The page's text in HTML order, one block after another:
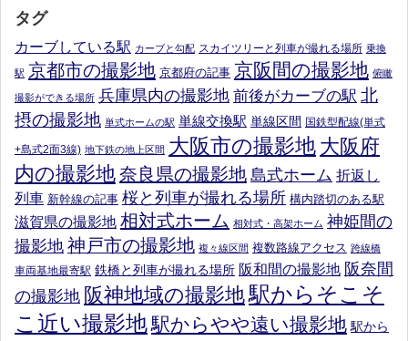
タグ
カーブしている駅 カーブと勾配 スカイツリーと列車が撮れる場所 乗換
駅 京都市の撮影地 京都府の記事 京阪間の撮影地 俯瞰
撮影ができる場所 兵庫県内の撮影地 前後がカーブの駅 北
摂の撮影地 単式ホームの駅 単線交換駅 単線区間 国鉄型配線(単式
+島式2面3線) 地下鉄の地上区間 大阪市の撮影地 大阪府
内の撮影地奈良県の撮影地 島式ホーム 折返し
列車 新幹線の記事 桜と列車が撮れる場所 構内踏切のある駅
滋賀県の撮影地 相対式ホーム 相対式・高架ホーム 神姫間の
撮影地神戸市の撮影地 複々線区間 複数路線アクセス 跨線橋
車両基地最寄駅 鉄橋と列車が撮れる場所 阪和間の撮影地 阪奈間
の撮影地 阪神地域の撮影地駅からそこそ
こ近い撮影地駅からやや遠い撮影地 駅から